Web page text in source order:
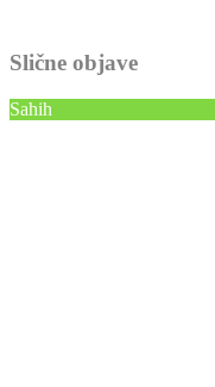
Slične objave
Sahih